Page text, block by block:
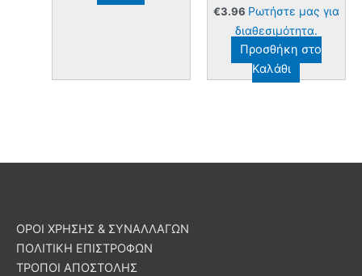
€3.96 Ρωτήστε μας για
διαθεσιμότητα.
Προσθήκη στο
Καλάθι
ΟΡΟΙ ΧΡΗΣΗΣ & ΣΥΝΑΛΛΑΓΩΝ
ΠΟΛΙΤΙΚΗ ΕΠΙΣΤΡΟΦΩΝ
ΤΡΟΠΟΙ ΑΠΟΣΤΟΛΗΣ